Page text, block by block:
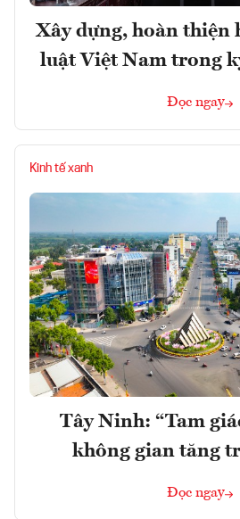
Xây dựng, hoàn thiện
luật Việt Nam trong
Đọc ngay
Kinh tế xanh
Tây Ninh: “Tam
không gian tăng
Đọc ngay